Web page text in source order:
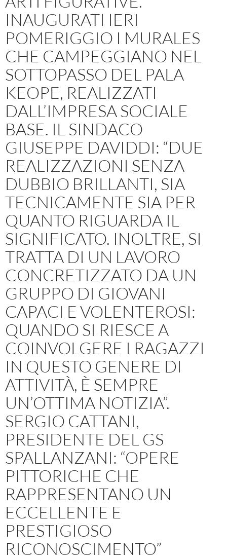
INAUGURATI IERI
POMERIGGIO I MURALES
CHE CAMPEGGIANO NEL
SOTTOPASSO DEL PALA
KEOPE, REALIZZATI
DALL’IMPRESA SOCIALE
BASE. IL SINDACO
GIUSEPPE DAVIDDI: “DUE
REALIZZAZIONI SENZA
DUBBIO BRILLANTI, SIA
TECNICAMENTE SIA PER
QUANTO RIGUARDA IL
SIGNIFICATO. INOLTRE, SI
TRATTA DI UN LAVORO
CONCRETIZZATO DA UN
GRUPPO DI GIOVANI
CAPACI E VOLENTEROSI:
QUANDO SI RIESCE A
COINVOLGERE I RAGAZZI
IN QUESTO GENERE DI
ATTIVITÀ, È SEMPRE
UN’OTTIMA NOTIZIA”.
SERGIO CATTANI,
PRESIDENTE DEL GS
SPALLANZANI: “OPERE
PITTORICHE CHE
RAPPRESENTANO UN
ECCELLENTE E
PRESTIGIOSO
RICONOSCIMENTO”